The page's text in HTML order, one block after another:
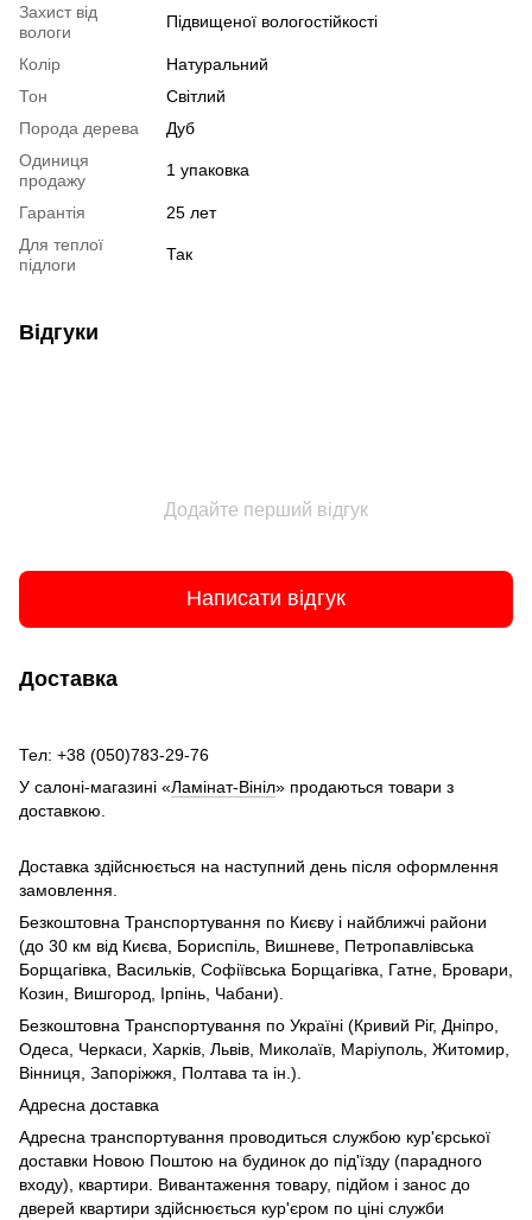
Захист від
вологи
Підвищеної вологостійкості
Колір
Натуральний
Тон
Світлий
Порода дерева
Дуб
Одиниця
продажу
1 упаковка
Гарантія
25 лет
Для теплої
підлоги
Так
Відгуки
Додайте перший відгук
Написати відгук
Доставка
Тел: +38 (050)783-29-76
У салоні-магазині «Ламінат-Вініл» продаються товари з
доставкою.
Доставка здійснюється на наступний день після оформлення
замовлення.
Безкоштовна Транспортування по Києву і найближчі райони
(до 30 км від Києва, Бориспіль, Вишневе, Петропавлівська
Борщагівка, Васильків, Софіївська Борщагівка, Гатне, Бровари,
Козин, Вишгород, Ірпінь, Чабани).
Безкоштовна Транспортування по Україні (Кривий Ріг, Дніпро,
Одеса, Черкаси, Харків, Львів, Миколаїв, Маріуполь, Житомир,
Вінниця, Запоріжжя, Полтава та ін.).
Адресна доставка
Адресна транспортування проводиться службою кур'єрської
доставки Новою Поштою на будинок до під'їзду (парадного
входу), квартири. Вивантаження товару, підйом і занос до
дверей квартири здійснюється кур'єром по ціні служби